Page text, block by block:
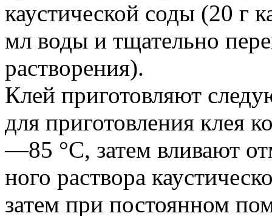
каустической соды (20 г
мл воды и тщательно
растворения).
Клей приготовляют
для приготовления клея
—85 °C, затем вливают
ного раствора
затем при постоянном